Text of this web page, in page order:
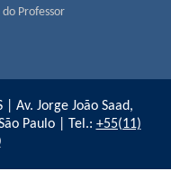
Professor
| Av. Jorge João Saad,
Paulo | Tel.: +55(11)